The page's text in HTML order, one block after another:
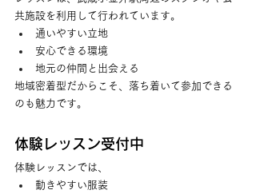
共施設を利用して行われています。
通いやすい立地
安心できる環境
地元の仲間と出会える
地域密着型だからこそ、落ち着いて参加できる
のも魅力です。
体験レッスン受付中
体験レッスンでは、
動きやすい服装